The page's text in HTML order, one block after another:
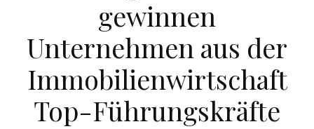
gewinnen
Unternehmen aus der
Immobilienwirtschaft
Top-Führungskräfte